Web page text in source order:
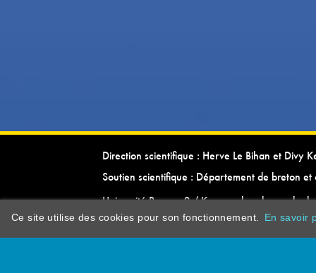
Direction scientifique : Herve Le Bihan et Divy
Soutien scientifique : Département de breton et
Université Rennes 2 / Kevrenn brezhoneg ha
Ce site utilise des cookies pour son fonctionnement. En savoir